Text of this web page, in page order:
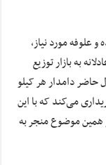
علوفه مورد نیاز،
به بازار توزیع
حاضر دامدار هر کیلو
را ۵ هزار تومان خریداری می‌کند که با این
همین موضوع منجر به